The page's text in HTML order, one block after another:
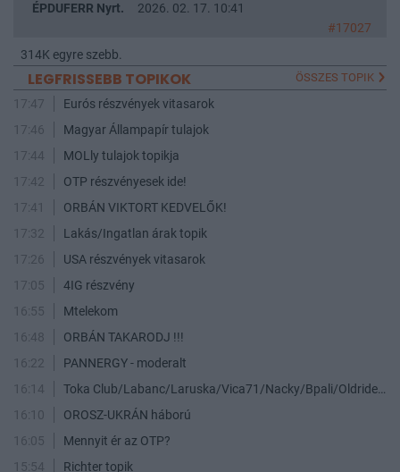
ÉPDUFERR Nyrt.
2026. 02. 17. 10:41
#17027
314K egyre szebb.
LEGFRISSEBB TOPIKOK ÖSSZES TOPIK
17:47
Eurós részvények vitasarok
17:46
Magyar Állampapír tulajok
17:44
MOLly tulajok topikja
17:42
OTP részvényesek ide!
17:41
ORBÁN VIKTORT KEDVELŐK!
17:32
Lakás/Ingatlan árak topik
17:26
USA részvények vitasarok
17:05
4IG részvény
16:55
Mtelekom
16:48
ORBÁN TAKARODJ !!!
16:22
PANNERGY - moderalt
16:14
Toka Club/Labanc/Laruska/Vica71/Nacky/Bpali/Oldrider/Josefernando/Mcbull/Kawaszabi
16:10
OROSZ-UKRÁN háború
16:05
Mennyit ér az OTP?
15:54
Richter topik